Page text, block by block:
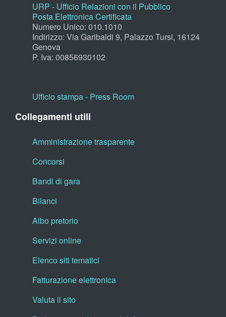
URP - Ufficio Relazioni con il Pubblico
Posta Elettronica Certificata
Numero Unico: 010.1010
Indirizzo: Via Garibaldi 9, Palazzo Tursi, 16124
Genova
P. Iva: 00856930102
Ufficio stampa - Press Room
Collegamenti utili
Amministrazione trasparente
Concorsi
Bandi di gara
Bilanci
Albo pretorio
Servizi online
Elenco siti tematici
Fatturazione elettronica
Valuta il sito